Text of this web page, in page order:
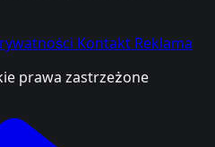
Kontakt Reklama
prawa zastrzeżone